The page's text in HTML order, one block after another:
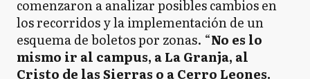
comenzaron a analizar posibles cambios en
los recorridos y la implementación de un
esquema de boletos por zonas. “No es lo
mismo ir al campus, a La Granja, al
Cristo de las Sierras o a Cerro Leones.